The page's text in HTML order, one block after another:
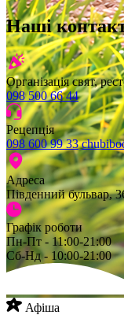
Наші
Організація свят,
098 500 66 44
Рецепція
098 600 99 33
Адреса
Південний бульвар,
Графік роботи
Пн-Пт - 11:00-21:00
Сб-Нд - 10:00-21:00
Афіша